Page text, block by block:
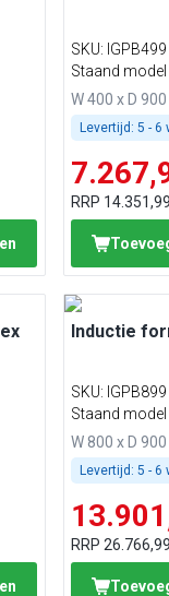
SKU: IGPB499
Staand model
W 400 x D
Levertijd: 5 - 6
RRP
Inductie
SKU: IGPB899
Staand model
W 800 x D
Levertijd: 5 - 6
RRP